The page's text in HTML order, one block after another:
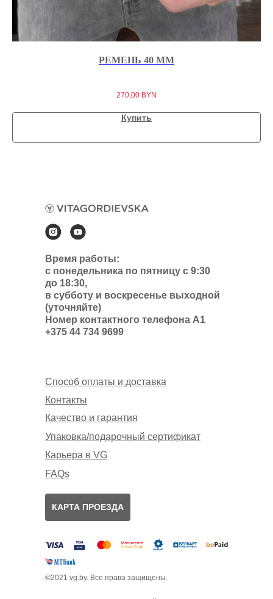
РЕМЕНЬ 40 ММ
270,00 BYN
Купить
Время работы:
с понедельника по пятницу с 9:30
до 18:30,
в субботу и воскресенье выходной
(уточняйте)
Номер контактного телефона А1
+375 44 734 9699
Способ оплаты и доставка
Контакты
КАРТА ПРОЕЗДА
Упаковка/подарочный сертификат
FAQs
Карьера в VG
©2021 vg.by. Все права защищены.
Качество и гарантия